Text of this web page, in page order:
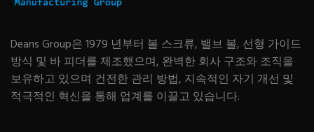
Deans Group은 1979 년부터 볼 스크류, 밸브 볼, 선형 가이드
방식 및 바 피더를 제조했으며, 완벽한 회사 구조와 조직을
보유하고 있으며 건전한 관리 방법, 지속적인 자기 개선 및
적극적인 혁신을 통해 업계를 이끌고 있습니다.